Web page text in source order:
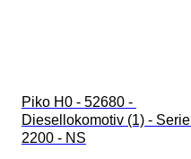
Piko H0 - 52680 -
Diesellokomotiv (1) - Serie
2200 - NS